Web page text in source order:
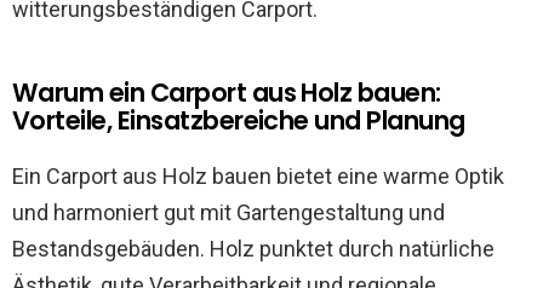
witterungsbeständigen Carport.
Warum ein Carport aus Holz bauen:
Vorteile, Einsatzbereiche und Planung
Ein Carport aus Holz bauen bietet eine warme Optik
und harmoniert gut mit Gartengestaltung und
Bestandsgebäuden. Holz punktet durch natürliche